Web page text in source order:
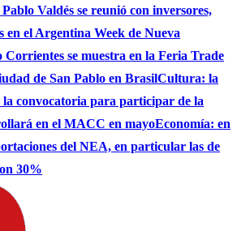
Valdés se reunió con inversores,
en el Argentina Week de Nueva
Corrientes se muestra en la Feria Trade
de San Pablo en BrasilCultura: la
convocatoria para participar de la
en el MACC en mayoEconomía: en
del NEA, en particular las de
30%